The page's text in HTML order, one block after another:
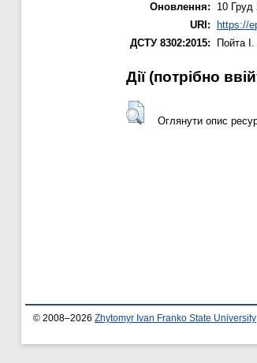
Оновлення:
10 Груд
URI:
https://
ДСТУ 8302:2015:
Пойта
Дії ​​(потрібно
Оглянути опис
© 2008–2026 Zhytomyr Ivan Franko State University